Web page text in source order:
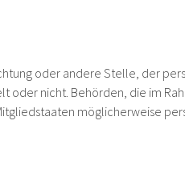
oder andere Stelle, der
oder nicht. Behörden, die im
möglicherweise